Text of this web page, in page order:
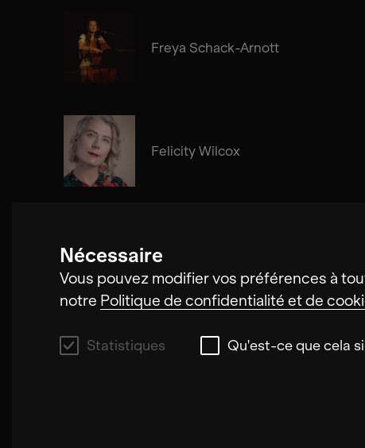
Nécessaire
Vous pouvez modifier vos préférences à
notre Politique de confidentialité et de
Statistiques Qu'est-ce que cela
Freya Schack-Arnott
Felicity Wilcox
Hollis Taylor